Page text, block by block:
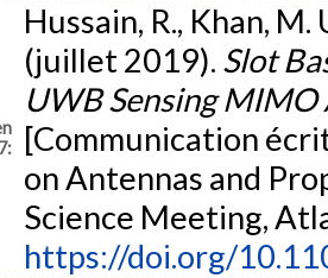
Hussain, R., Khan, M.
(juillet 2019). Slot
UWB Sensing
[Communication
on Antennas and
Science Meeting,
https://doi.org/